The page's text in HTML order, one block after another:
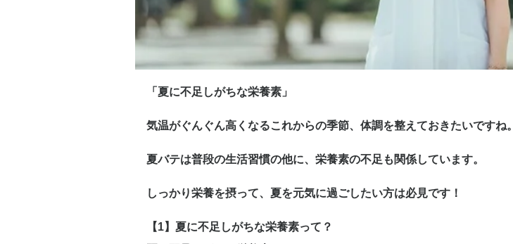
「夏に不足しがちな栄養素」
気温がぐんぐん高くなるこれからの季節、体調を整えておきたいですね。
夏バテは普段の生活習慣の他に、栄養素の不足も関係しています。
しっかり栄養を摂って、夏を元気に過ごしたい方は必見です！
【1】夏に不足しがちな栄養素って？